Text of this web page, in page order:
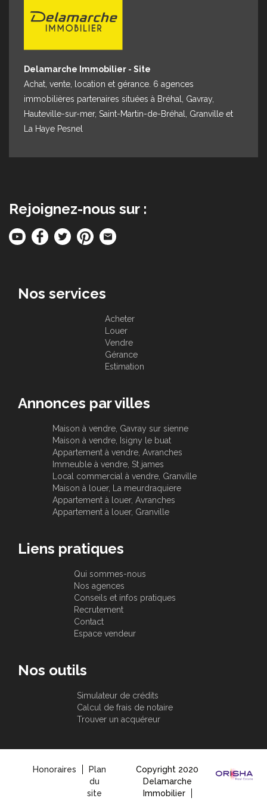
Delamarche Immobilier - Site
Achat, vente, location et gérance. 6 agences
immobilières partenaires situées à Bréhal, Gavray,
Hauteville-sur-mer, Saint-Martin-de-Bréhal, Granville et
La Haye Pesnel
Rejoignez-nous sur :
Nos services
Acheter
Louer
Vendre
Gérance
Estimation
Annonces par villes
Maison à vendre, Gavray sur sienne
Maison à vendre, Isigny le buat
Appartement à vendre, Avranches
Immeuble à vendre, St james
Local commercial à vendre, Granville
Maison à louer, La meurdraquiere
Appartement à louer, Avranches
Appartement à louer, Granville
Liens pratiques
Qui sommes-nous
Nos agences
Conseils et infos pratiques
Recrutement
Contact
Espace vendeur
Nos outils
Simulateur de crédits
Calcul de frais de notaire
Trouver un acquéreur
Honoraires
Plan
du
site
Copyright 2020
Delamarche
Immobilier